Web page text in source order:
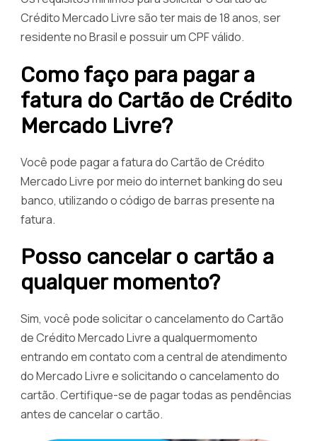
Crédito Mercado Livre são ter mais de 18 anos, ser
residente no Brasil e possuir um CPF válido.
Como faço para pagar a
fatura do Cartão de Crédito
Mercado Livre?
Você pode pagar a fatura do Cartão de Crédito
Mercado Livre por meio do internet banking do seu
banco, utilizando o código de barras presente na
fatura.
Posso cancelar o cartão a
qualquer momento?
Sim, você pode solicitar o cancelamento do Cartão
de Crédito Mercado Livre a qualquermomento
entrando em contato com a central de atendimento
do Mercado Livre e solicitando o cancelamento do
cartão. Certifique-se de pagar todas as pendências
antes de cancelar o cartão.